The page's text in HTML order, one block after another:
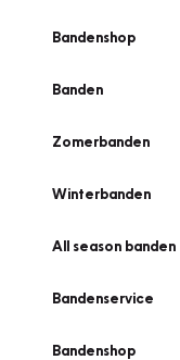
Bandenshop
Banden
Zomerbanden
Winterbanden
All season banden
Bandenservice
Bandenshop